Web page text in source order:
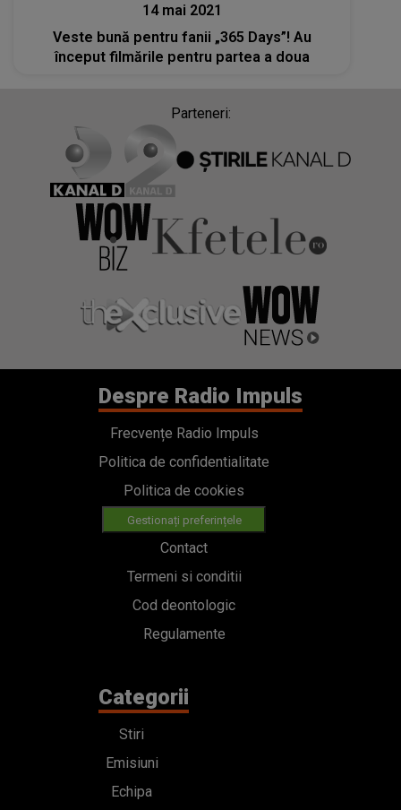
14 mai 2021
Veste bună pentru fanii „365 Days”! Au
început filmările pentru partea a doua
Parteneri:
Despre Radio Impuls
Frecvențe Radio Impuls
Politica de confidentialitate
Politica de cookies
Gestionați preferințele
Contact
Termeni si conditii
Cod deontologic
Regulamente
Categorii
Stiri
Emisiuni
Echipa